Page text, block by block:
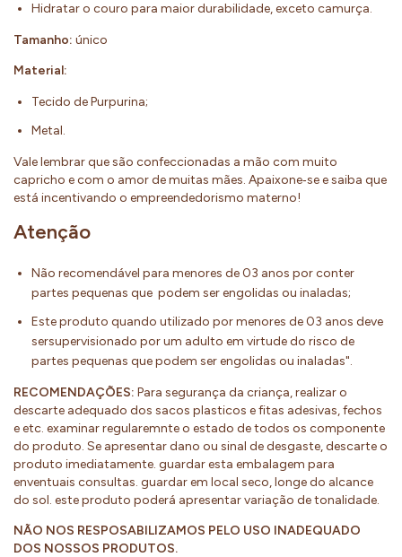
Hidratar o couro para maior durabilidade, exceto camurça.
Tamanho: único
Material:
Tecido de Purpurina;
Metal.
Vale lembrar que são confeccionadas a mão com muito
capricho e com o amor de muitas mães. Apaixone‐se e saiba que
está incentivando o empreendedorismo materno!
Atenção
Não recomendável para menores de 03 anos por conter
partes pequenas que podem ser engolidas ou inaladas;
Este produto quando utilizado por menores de 03 anos deve
sersupervisionado por um adulto em virtude do risco de
partes pequenas que podem ser engolidas ou inaladas".
RECOMENDAÇÕES: Para segurança da criança, realizar o
descarte adequado dos sacos plasticos e fitas adesivas, fechos
e etc. examinar regularemnte o estado de todos os componente
do produto. Se apresentar dano ou sinal de desgaste, descarte o
produto imediatamente. guardar esta embalagem para
enventuais consultas. guardar em local seco, longe do alcance
do sol. este produto poderá apresentar variação de tonalidade.
NÃO NOS RESPOSABILIZAMOS PELO USO INADEQUADO
DOS NOSSOS PRODUTOS.